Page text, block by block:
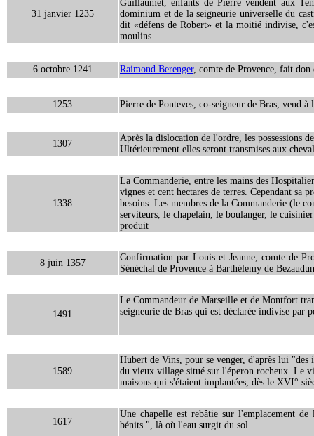
31 janvier 1235
Guillaumet, enfants de Pierre vendent aux
dominium et de la seigneurie universelle du
dit «défens de Robert» et la moitié indivise,
moulins.
6 octobre 1241 Raimond Berenger, comte de Provence, fait
1253 Pierre de Ponteves, co-seigneur de Bras, vend
1307
Après la dislocation de l'ordre, les possessions
Ultérieurement elles seront transmises aux
1338
La Commanderie, entre les mains des
vignes et cent hectares de terres. Cependant sa
besoins. Les membres de la Commanderie (le
serviteurs, le chapelain, le boulanger, le
produit
8 juin 1357
Confirmation par Louis et Jeanne, comte de
Sénéchal de Provence à Barthélemy de
1491
Le Commandeur de Marseille et de Montfort
seigneurie de Bras qui est déclarée indivise par
1589
Hubert de Vins, pour se venger, d'après lui
du vieux village situé sur l'éperon rocheux. Le
maisons qui s'étaient implantées, dès le XVI°
1617
Une chapelle est rebâtie sur l'emplacement
bénits ", là où l'eau surgit du sol.